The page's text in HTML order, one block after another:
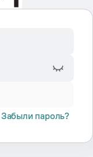
Забыли пароль?